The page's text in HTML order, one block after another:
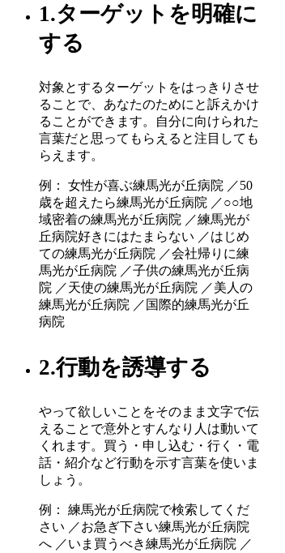
1.ターゲットを明確に
する
対象とするターゲットをはっきりさせ
ることで、あなたのためにと訴えかけ
ることができます。自分に向けられた
言葉だと思ってもらえると注目しても
らえます。
例： 女性が喜ぶ練馬光が丘病院 ／50
歳を超えたら練馬光が丘病院 ／○○地
域密着の練馬光が丘病院 ／練馬光が
丘病院好きにはたまらない ／はじめ
ての練馬光が丘病院 ／会社帰りに練
馬光が丘病院 ／子供の練馬光が丘病
院 ／天使の練馬光が丘病院 ／美人の
練馬光が丘病院 ／国際的練馬光が丘
病院
2.行動を誘導する
やって欲しいことをそのまま文字で伝
えることで意外とすんなり人は動いて
くれます。買う・申し込む・行く・電
話・紹介など行動を示す言葉を使いま
しょう。
例： 練馬光が丘病院で検索してくだ
さい ／お急ぎ下さい練馬光が丘病院
へ ／いま買うべき練馬光が丘病院 ／